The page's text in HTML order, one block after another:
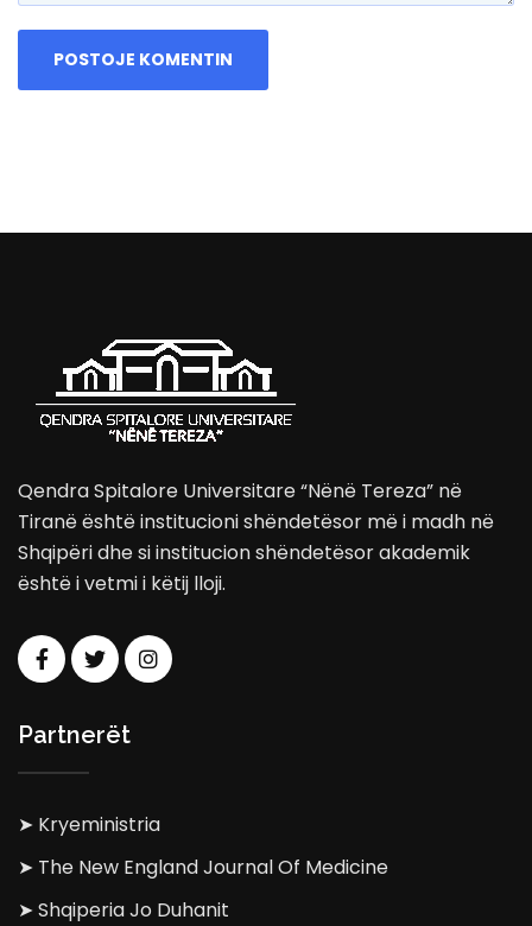
Qendra Spitalore Universitare “Nënë Tereza” në
Tiranë është institucioni shëndetësor më i madh në
Shqipëri dhe si institucion shëndetësor akademik
është i vetmi i këtij lloji.
Partnerët
➤ Kryeministria
➤ The New England Journal Of Medicine
➤ Shqiperia Jo Duhanit